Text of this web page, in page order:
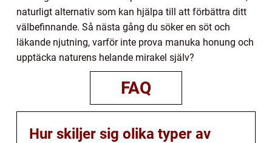
naturligt alternativ som kan hjälpa till att förbättra ditt
välbefinnande. Så nästa gång du söker en söt och
läkande njutning, varför inte prova manuka honung och
upptäcka naturens helande mirakel själv?
FAQ
Hur skiljer sig olika typer av